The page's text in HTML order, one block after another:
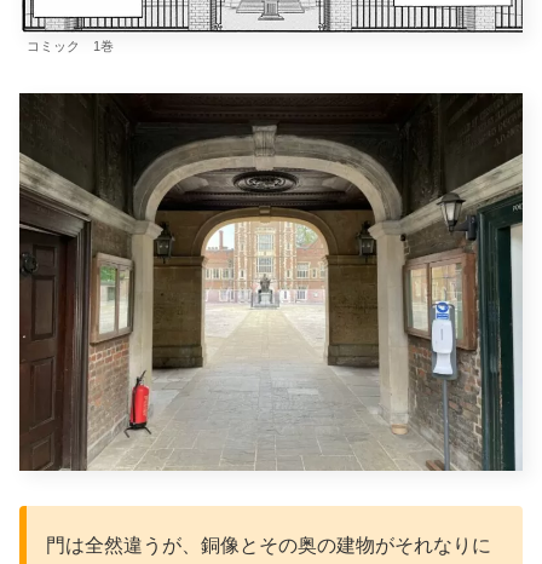
コミック 1巻
門は全然違うが、銅像とその奥の建物がそれなりに